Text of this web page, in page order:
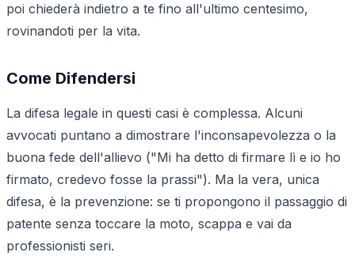
poi chiederà indietro a te fino all'ultimo centesimo,
rovinandoti per la vita.
Come Difendersi
La difesa legale in questi casi è complessa. Alcuni
avvocati puntano a dimostrare l'inconsapevolezza o la
buona fede dell'allievo ("Mi ha detto di firmare lì e io ho
firmato, credevo fosse la prassi"). Ma la vera, unica
difesa, è la prevenzione: se ti propongono il passaggio di
patente senza toccare la moto, scappa e vai da
professionisti seri.